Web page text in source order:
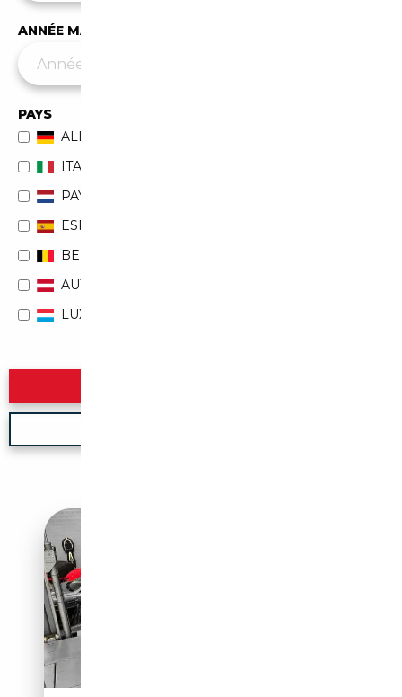
ANNÉE MAX
PAYS
ALLEMAGNE
ITALIE
PAYS-BAS
ESPAGNE
BELGIQUE
AUTRICHE
LUXEMBOURG